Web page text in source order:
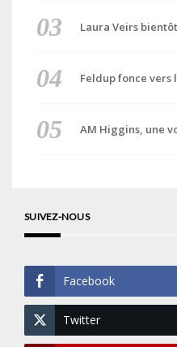
Laura Veirs
Feldup fonce vers
AM Higgins, une
SUIVEZ-NOUS
Facebook
Twitter